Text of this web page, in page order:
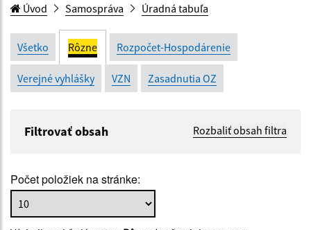
Úvod Samospráva Úradná tabuľa
Všetko Rôzne Rozpočet-Hospodárenie
Verejné vyhlášky VZN Zasadnutia OZ
Filtrovať obsah Rozbaliť obsah filtra
Popis:
Počet položiek na stránke: